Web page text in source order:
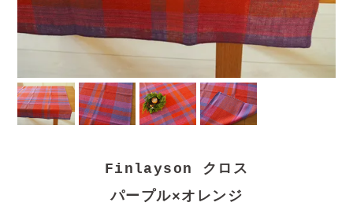
Finlayson クロス
パープル×オレンジ